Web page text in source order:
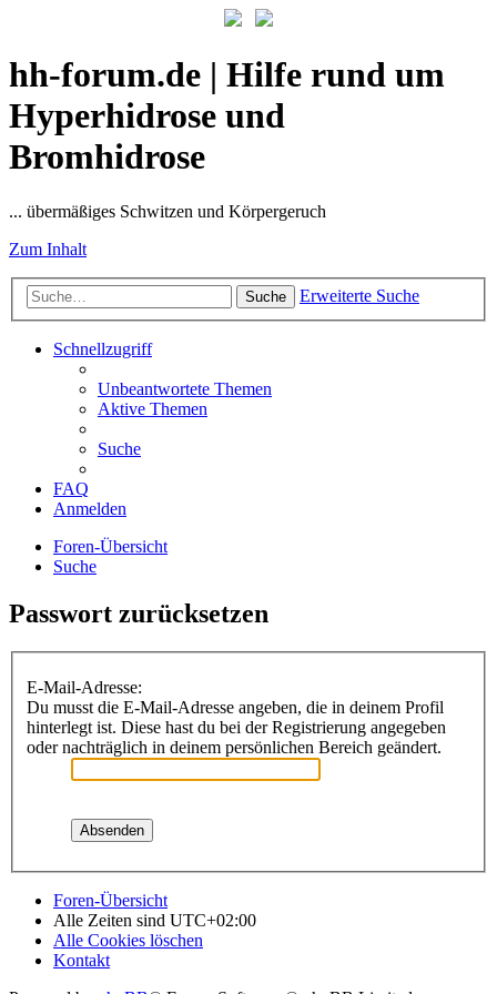
hh-forum.de | Hilfe rund um
Hyperhidrose und
Bromhidrose
... übermäßiges Schwitzen und Körpergeruch
Zum Inhalt
Suche Erweiterte Suche
Schnellzugriff
Unbeantwortete Themen
Aktive Themen
Suche
FAQ
Anmelden
Foren-Übersicht
Suche
Passwort zurücksetzen
E-Mail-Adresse:
Du musst die E-Mail-Adresse angeben, die in deinem Profil
hinterlegt ist. Diese hast du bei der Registrierung angegeben
oder nachträglich in deinem persönlichen Bereich geändert.
Foren-Übersicht
Alle Zeiten sind UTC+02:00
Alle Cookies löschen
Kontakt